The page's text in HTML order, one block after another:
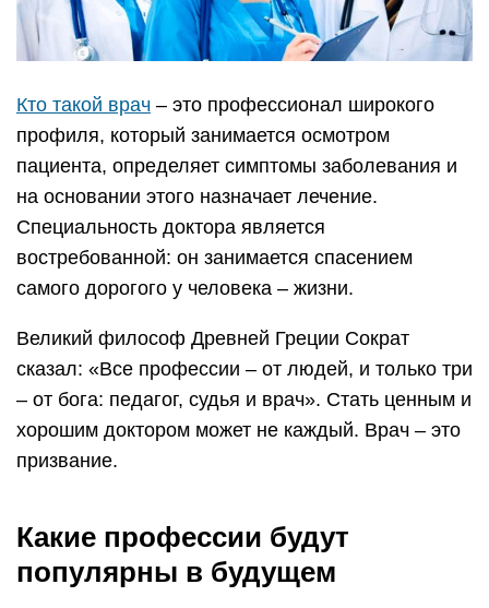
Кто такой врач – это профессионал широкого
профиля, который занимается осмотром
пациента, определяет симптомы заболевания и
на основании этого назначает лечение.
Специальность доктора является
востребованной: он занимается спасением
самого дорогого у человека – жизни.
Великий философ Древней Греции Сократ
сказал: «Все профессии – от людей, и только три
– от бога: педагог, судья и врач». Стать ценным и
хорошим доктором может не каждый. Врач – это
призвание.
Какие профессии будут
популярны в будущем